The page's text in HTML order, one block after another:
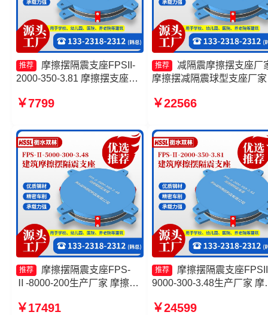
推荐
摩擦摆隔震支座FPSII-
2000-350-3.81 摩擦摆支座价
5000-400-4.11源头工厂 建筑
￥7799
推荐
减隔震摩擦摆支座厂
摩擦摆减隔震球型支座厂
FPSII-9000-350-3.81
￥22566
推荐
摩擦摆隔震支座FPS-
Ⅱ-8000-200生产厂家 摩擦摆
3.48生产厂家 摩擦摆隔震支座
￥17491
推荐
摩擦摆隔震支座
9000-300-3.48生产厂家 摩
4.11厂家 摩擦摆隔震支座
￥24599